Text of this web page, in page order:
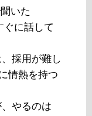
いた
ぐに話して
採用が難し
情熱を持つ
、やるのは